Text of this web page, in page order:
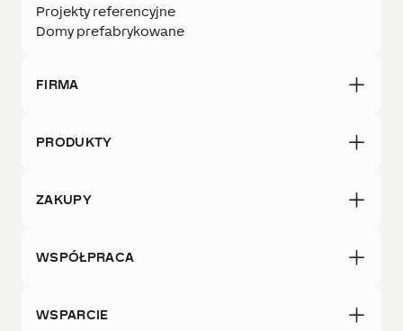
Projekty referencyjne
Domy prefabrykowane
FIRMA
PRODUKTY
ZAKUPY
WSPÓŁPRACA
WSPARCIE